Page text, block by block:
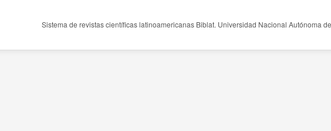
Sistema de revistas científicas latinoamericanas Biblat. Universidad Nacional Autónoma